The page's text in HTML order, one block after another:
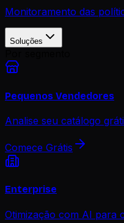
Monitoramento das
Soluções
Pequenos Vendedores
Analise seu catálogo
Comece Grátis
Enterprise
Otimização com AI para